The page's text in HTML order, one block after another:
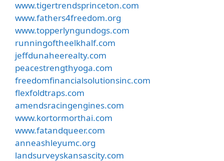
www.tigertrendsprinceton.com
www.fathers4freedom.org
www.topperlyngundogs.com
runningoftheelkhalf.com
jeffdunaheerealty.com
peacestrengthyoga.com
freedomfinancialsolutionsinc.com
flexfoldtraps.com
amendsracingengines.com
www.kortormorthai.com
www.fatandqueer.com
anneashleyumc.org
landsurveyskansascity.com